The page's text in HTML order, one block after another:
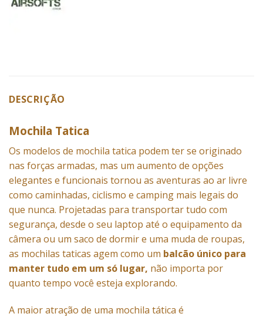
DESCRIÇÃO
Mochila Tatica
Os modelos de mochila tatica podem ter se originado
nas forças armadas, mas um aumento de opções
elegantes e funcionais tornou as aventuras ao ar livre
como caminhadas, ciclismo e camping mais legais do
que nunca. Projetadas para transportar tudo com
segurança, desde o seu laptop até o equipamento da
câmera ou um saco de dormir e uma muda de roupas,
as mochilas taticas agem como um balcão único para
manter tudo em um só lugar, não importa por
quanto tempo você esteja explorando.
A maior atração de uma mochila tática é